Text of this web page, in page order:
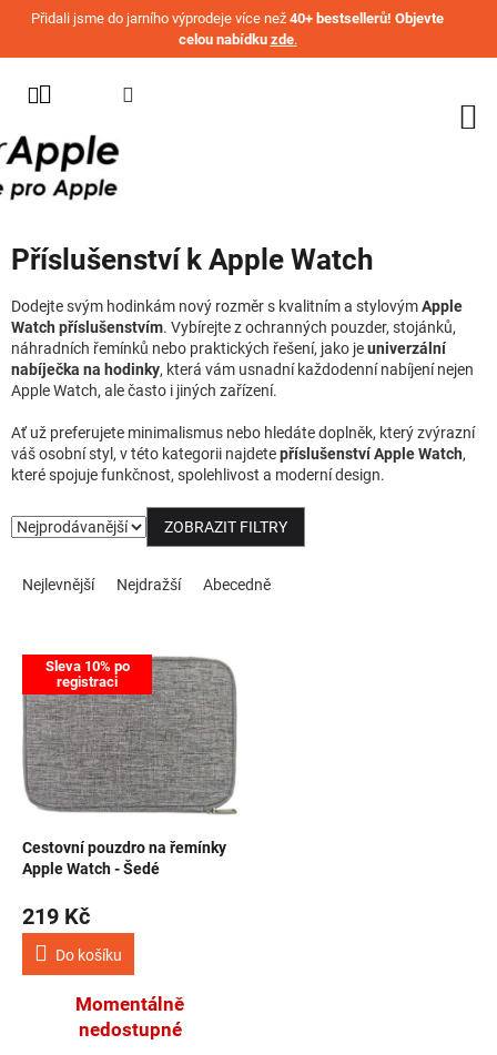
Přejít na obsah
Přidali jsme do jarního výprodeje více než 40+ bestsellerů! Objevte
celou nabídku zde.
IPHONE
MACBOOK
AIRPODS
AIRTAG
OSTATNÍ
%
AKČNÍ
NOVINKY
Příslušenství k Apple Watch
Dodejte svým hodinkám nový rozměr s kvalitním a stylovýmApple
Watch příslušenstvím. Vybírejte z ochranných pouzder, stojánků,
náhradních řemínků nebo praktických řešení, jako jeuniverzální
nabíječka na hodinky, která vám usnadní každodenní nabíjení nejen
Apple Watch, ale často i jiných zařízení.
Ať už preferujete minimalismus nebo hledáte doplněk, který zvýrazní
váš osobní styl, v této kategorii najdetepříslušenství Apple Watch,
které spojuje funkčnost, spolehlivost a moderní design.
ZOBRAZIT FILTRY
Nejlevnější Nejdražší Abecedně
Výpis produktů
Sleva 10% po
registraci
Cestovní pouzdro na řemínky
Apple Watch - Šedé
219 Kč
Do košíku
Momentálně
nedostupné